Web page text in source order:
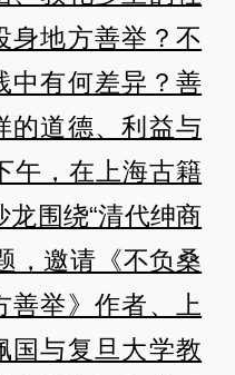
身地方善举？不
中有何差异？善
的道德、利益与
午，在上海古籍
龙围绕“清代绅商
，邀请《不负桑
善举》作者、上
国与复旦大学教